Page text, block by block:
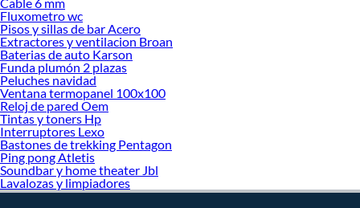
Cable 6 mm
Fluxometro wc
Pisos y sillas de bar Acero
Extractores y ventilacion Broan
Baterias de auto Karson
Funda plumón 2 plazas
Peluches navidad
Ventana termopanel 100x100
Reloj de pared Oem
Tintas y toners Hp
Interruptores Lexo
Bastones de trekking Pentagon
Ping pong Atletis
Soundbar y home theater Jbl
Lavalozas y limpiadores